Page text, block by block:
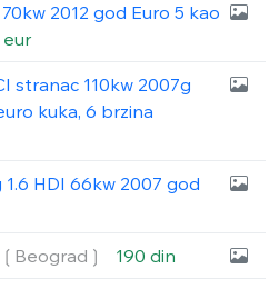
2012 god Euro 5 kao
stranac 110kw 2007g
kuka, 6 brzina
HDI 66kw 2007 god
❲Beograd❳ 190 din